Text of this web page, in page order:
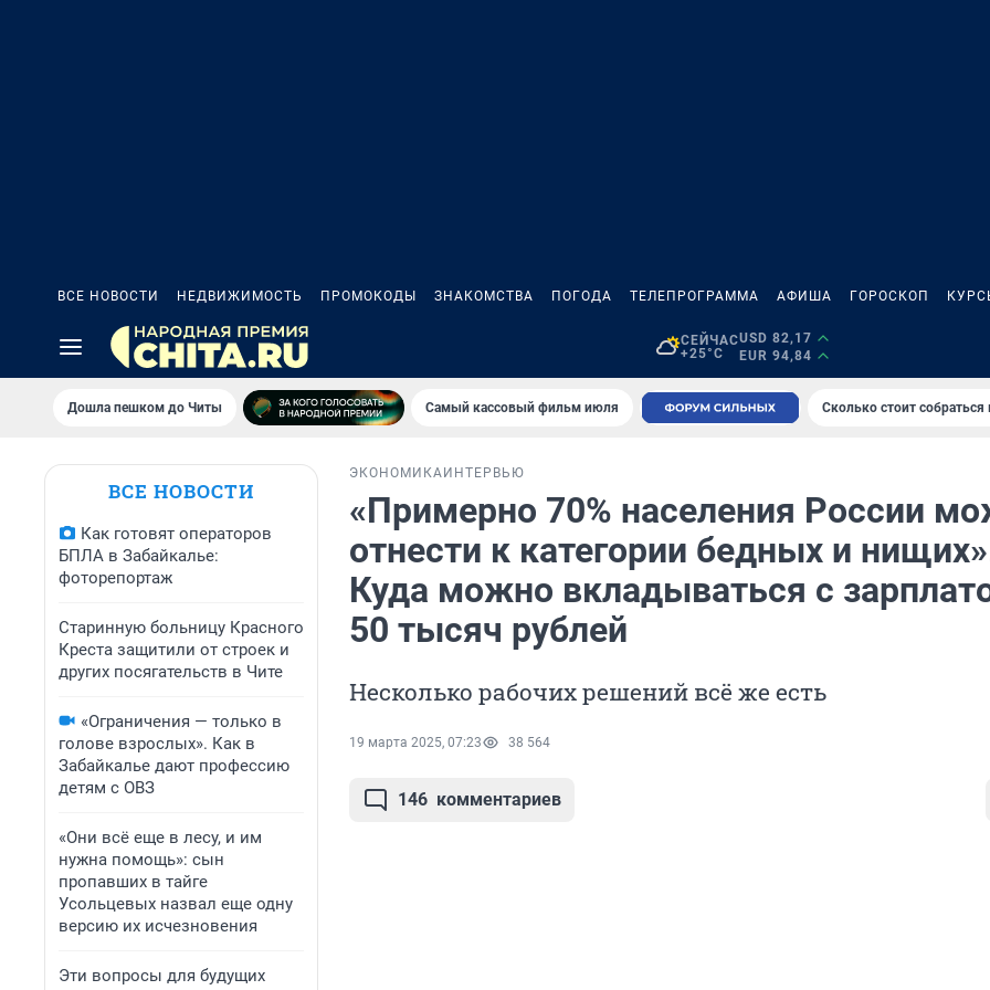
ВСЕ НОВОСТИ НЕДВИЖИМОСТЬ ПРОМОКОДЫ ЗНАКОМСТВА ПОГОДА ТЕЛЕПРОГРАММА АФИША ГОРОСКОП
СЕЙЧАС
+25°C
USD 82,17
EUR 94,84
Дошла пешком до Читы Самый кассовый фильм июля Сколько стоит
ВСЕ НОВОСТИ
Как готовят операторов
БПЛА в Забайкалье:
фоторепортаж
Старинную больницу Красного
Креста защитили от строек и
других посягательств в Чите
«Ограничения — только в
голове взрослых». Как в
Забайкалье дают профессию
детям с ОВЗ
«Они всё еще в лесу, и им
нужна помощь»: сын
пропавших в тайге
Усольцевых назвал еще одну
версию их исчезновения
Эти вопросы для будущих
ЭКОНОМИКА ИНТЕРВЬЮ
«Примерно 70% населения России
отнести к категории бедных и
Куда можно вкладываться с
50 тысяч рублей
Несколько рабочих решений всё же есть
19 марта 2025, 07:23 38 564
146 комментариев